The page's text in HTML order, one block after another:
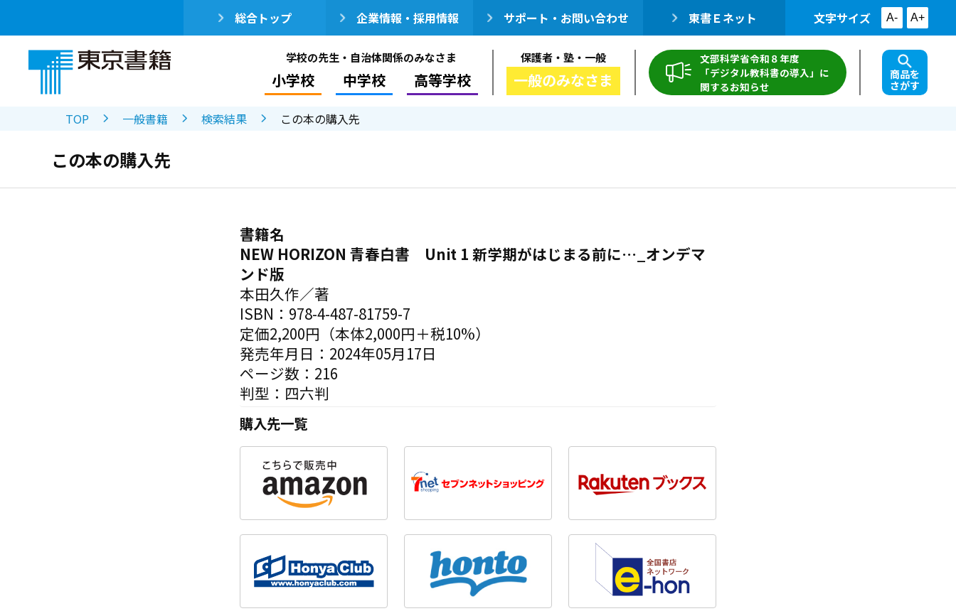
総合トップ 企業情報・採用情報 サポート・お問い合わせ 東書Ｅネット 文字サイズ A- A+
学校の先生・自治体関係のみなさま
小学校 中学校 高等学校
保護者・塾・一般
一般のみなさま
文部科学省令和８年度
「デジタル教科書の導入」に
関するお知らせ
商品を
さがす
TOP 一般書籍 検索結果 この本の購入先
この本の購入先
書籍名
NEW HORIZON 青春白書 Unit 1 新学期がはじまる前に…_オンデマ
ンド版
本田久作／著
ISBN：978-4-487-81759-7
定価2,200円（本体2,000円＋税10%）
発売年月日：2024年05月17日
ページ数：216
判型：四六判
購入先一覧